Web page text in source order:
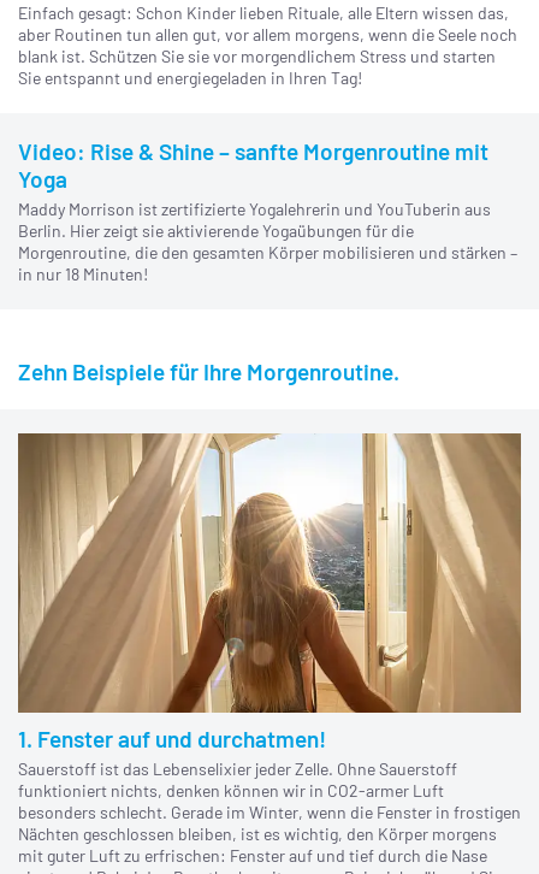
Einfach gesagt: Schon Kinder lieben Rituale, alle Eltern wissen das,
aber Routinen tun allen gut, vor allem morgens, wenn die Seele noch
blank ist. Schützen Sie sie vor morgendlichem Stress und starten
Sie entspannt und energiegeladen in Ihren Tag!
Video: Rise & Shine – sanfte Morgenroutine mit
Yoga
Maddy Morrison ist zertifizierte Yogalehrerin und YouTuberin aus
Berlin. Hier zeigt sie aktivierende Yogaübungen für die
Morgenroutine, die den gesamten Körper mobilisieren und stärken –
in nur 18 Minuten!
Zehn Beispiele für Ihre Morgenroutine.
1. Fenster auf und durchatmen!
Sauerstoff ist das Lebenselixier jeder Zelle. Ohne Sauerstoff
funktioniert nichts, denken können wir in CO2-armer Luft
besonders schlecht. Gerade im Winter, wenn die Fenster in frostigen
Nächten geschlossen bleiben, ist es wichtig, den Körper morgens
mit guter Luft zu erfrischen: Fenster auf und tief durch die Nase